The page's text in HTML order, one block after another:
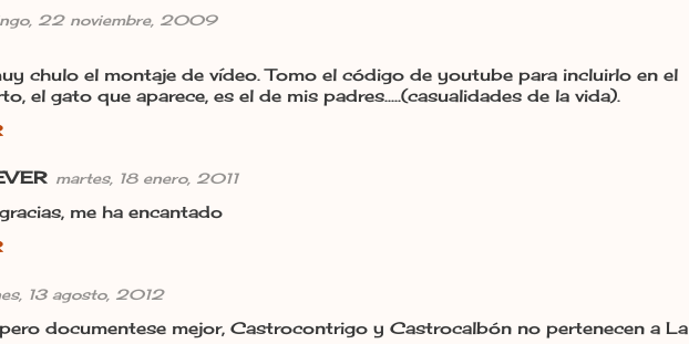
22 noviembre, 2009
chulo el montaje de vídeo. Tomo el código de youtube para incluirlo en el
el gato que aparece, es el de mis padres.....(casualidades de la vida).
martes, 18 enero, 2011
me ha encantado
13 agosto, 2012
documentese mejor, Castrocontrigo y Castrocalbón no pertenecen a La